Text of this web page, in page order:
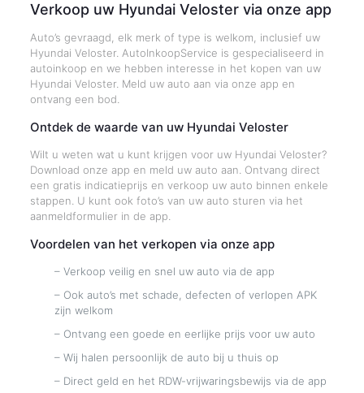
Verkoop uw Hyundai Veloster via onze app
Auto’s gevraagd, elk merk of type is welkom, inclusief uw
Hyundai Veloster. AutoInkoopService is gespecialiseerd in
autoinkoop en we hebben interesse in het kopen van uw
Hyundai Veloster. Meld uw auto aan via onze app en
ontvang een bod.
Ontdek de waarde van uw Hyundai Veloster
Wilt u weten wat u kunt krijgen voor uw Hyundai Veloster?
Download onze app en meld uw auto aan. Ontvang direct
een gratis indicatieprijs en verkoop uw auto binnen enkele
stappen. U kunt ook foto’s van uw auto sturen via het
aanmeldformulier in de app.
Voordelen van het verkopen via onze app
– Verkoop veilig en snel uw auto via de app
– Ook auto’s met schade, defecten of verlopen APK
zijn welkom
– Ontvang een goede en eerlijke prijs voor uw auto
– Wij halen persoonlijk de auto bij u thuis op
– Direct geld en het RDW-vrijwaringsbewijs via de app